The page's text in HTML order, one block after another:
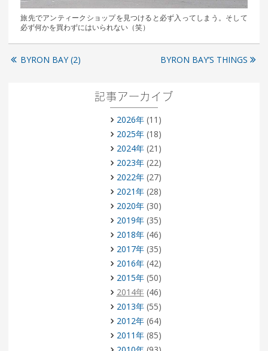
旅先でアンティークショップを見つけると必ず入ってしまう。そして
必ず何かを買わずにはいられない（笑）
BYRON BAY (2) BYRON BAY’S THINGS
記事アーカイブ
2026年(11)
2025年(18)
2024年(21)
2023年(22)
2022年(27)
2021年(28)
2020年(30)
2019年(35)
2018年(46)
2017年(35)
2016年(42)
2015年(50)
2014年(46)
2013年(55)
2012年(64)
2011年(85)